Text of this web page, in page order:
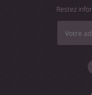
Restez